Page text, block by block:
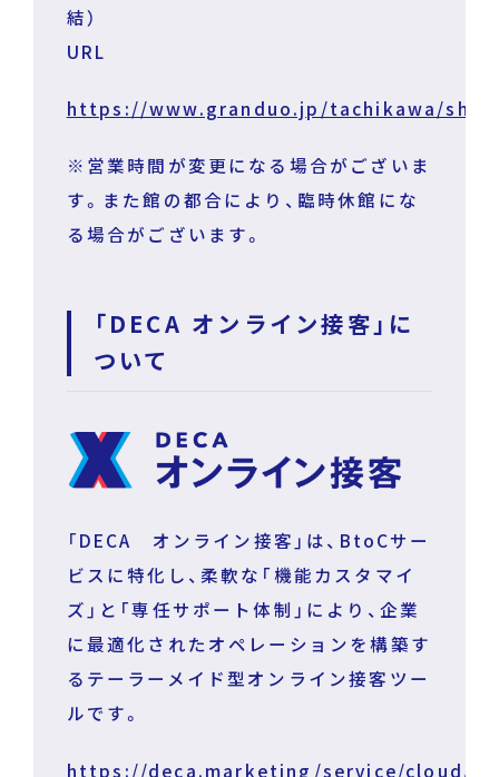
結）
URL
https://www.granduo.jp/tachikawa/
※営業時間が変更になる場合がございま
す。また館の都合により、臨時休館にな
る場合がございます。
「DECA オンライン接客」に
ついて
「DECA オンライン接客」は、BtoCサー
ビスに特化し、柔軟な「機能カスタマイ
ズ」と「専任サポート体制」により、企業
に最適化されたオペレーションを構築す
るテーラーメイド型オンライン接客ツー
ルです。
https://deca.marketing/service/cloud/